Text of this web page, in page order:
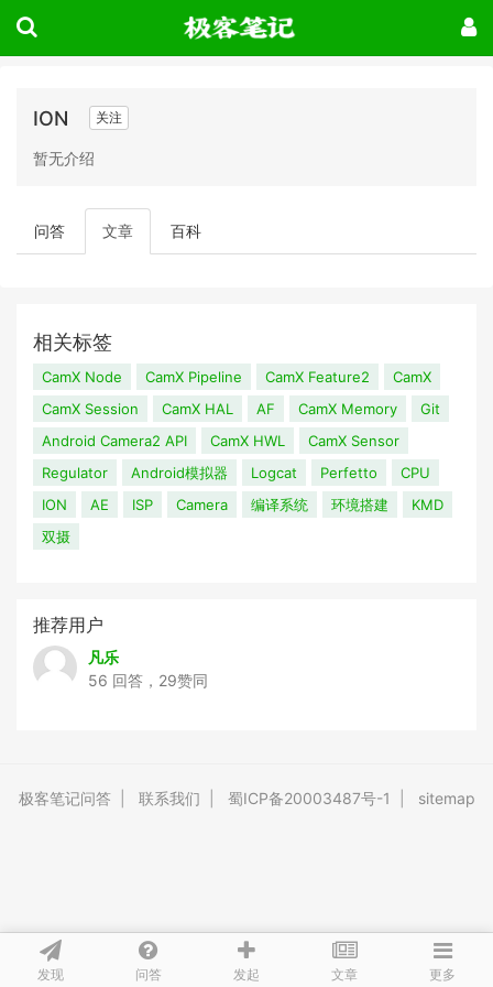
发现 问答 发起 文章 更多
ION 关注
暂无介绍
问答 文章 百科
相关标签
CamX Node CamX Pipeline CamX Feature2
CamX
CamX Session
CamX HAL AF CamX Memory
Git
Android Camera2 API
CamX HWL
CamX Sensor
Regulator
Android模拟器 Logcat Perfetto
CPU
ION
AE ISP Camera 编译系统 环境搭建
KMD
双摄
推荐用户
凡乐
56 回答，29赞同
极客笔记问答 联系我们 蜀ICP备20003487号-1 sitemap